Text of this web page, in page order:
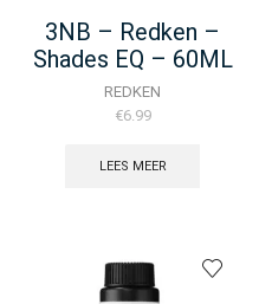
3NB – Redken –
Shades EQ – 60ML
REDKEN
€6.99
LEES MEER